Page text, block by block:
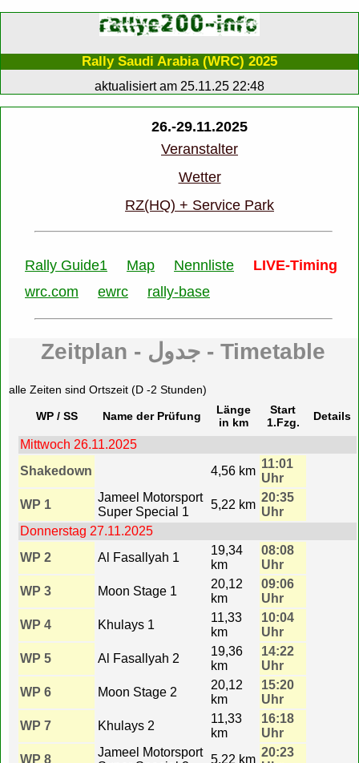
Rally Saudi Arabia (WRC) 2025
aktualisiert am 25.11.25 22:48
26.-29.11.2025
Veranstalter
Wetter
RZ(HQ) + Service Park
Rally Guide1 Map Nennliste
LIVE-Timing
wrc.com
ewrc rally-base
Zeitplan - جدول - Timetable
alle Zeiten sind Ortszeit (D -2 Stunden)
WP / SS Name der Prüfung
Länge
in km
Start
1.Fzg.
Details
Mittwoch 26.11.2025
Shakedown
4,56 km
11:01
Uhr
WP 1
Jameel Motorsport
Super Special 1
5,22 km
20:35
Uhr
Donnerstag 27.11.2025
WP 2
Al Fasallyah 1
19,34
km
08:08
Uhr
WP 3
Moon Stage 1
20,12
km
09:06
Uhr
WP 4
Khulays 1
11,33
km
10:04
Uhr
WP 5
Al Fasallyah 2
19,36
km
14:22
Uhr
WP 6
Moon Stage 2
20,12
km
15:20
Uhr
WP 7
Khulays 2
11,33
km
16:18
Uhr
WP 8
Jameel Motorsport
5,22 km
20:23